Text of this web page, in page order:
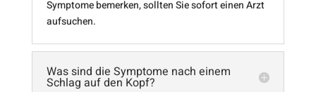
Symptome bemerken, sollten Sie sofort einen Arzt
aufsuchen.
Was sind die Symptome nach einem
Schlag auf den Kopf?